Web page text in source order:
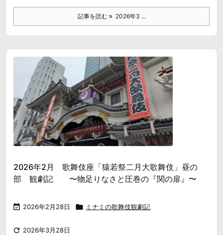
記事を読む 2026年3 ...
2026年2月 歌舞伎座「猿若祭二月大歌舞伎」昼の
部 観劇記 〜物足りなさと圧巻の『関の扉』〜
 2026年2月28日  ミナミの歌舞伎観劇記
 2026年3月28日